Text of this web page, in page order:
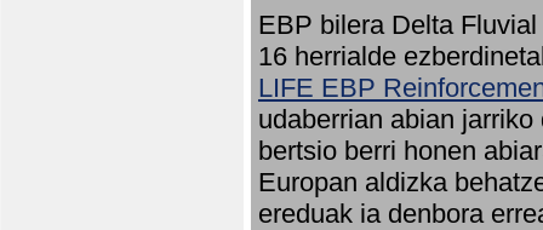
EBP bilera Delta
16 herrialde
LIFE EBP
udaberrian abian
bertsio berri honen
Europan aldizka
ereduak ia denbora